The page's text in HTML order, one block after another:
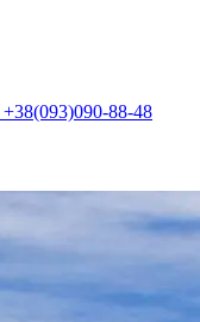
+38(093)090-88-48